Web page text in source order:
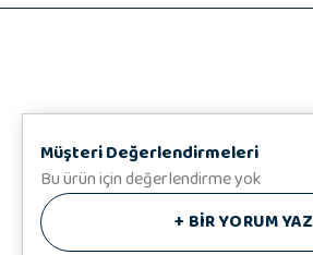
Müşteri Değerlendirmeleri
Bu ürün için değerlendirme yok
+ BİR YORUM YAZ